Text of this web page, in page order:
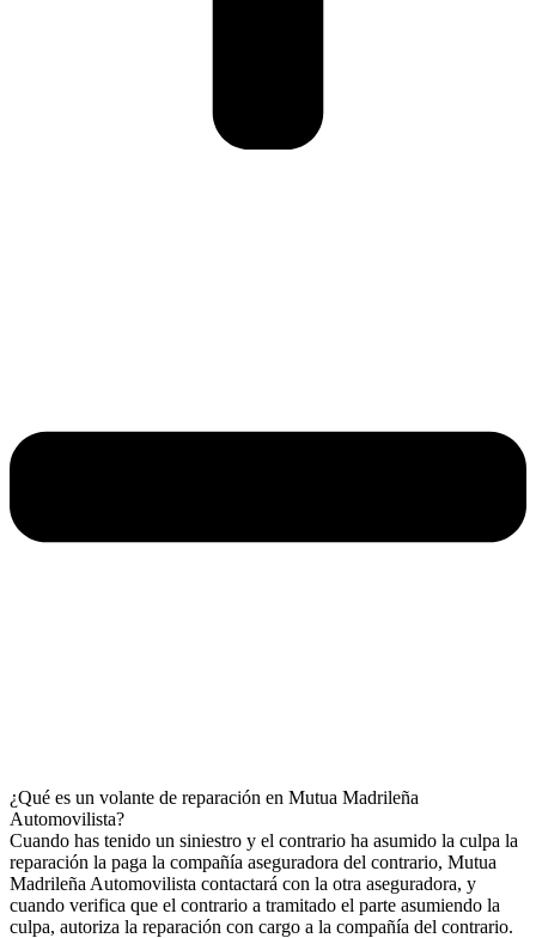
¿Qué es un volante de reparación en Mutua Madrileña
Automovilista?
Cuando has tenido un siniestro y el contrario ha asumido la culpa la
reparación la paga la compañía aseguradora del contrario, Mutua
Madrileña Automovilista contactará con la otra aseguradora, y
cuando verifica que el contrario a tramitado el parte asumiendo la
culpa, autoriza la reparación con cargo a la compañía del contrario.